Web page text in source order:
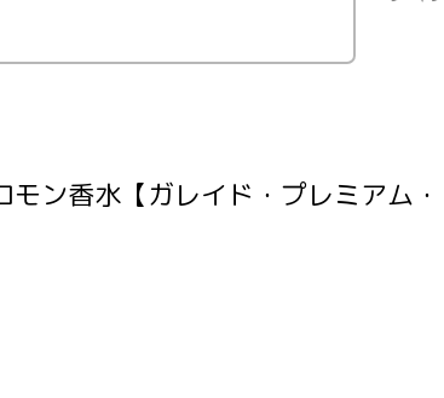
ン香水【ガレイド・プレミアム・